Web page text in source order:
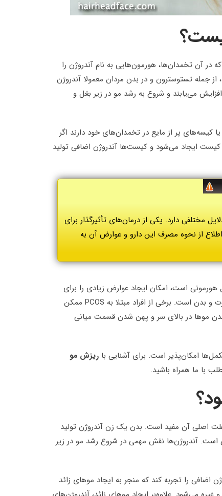
آن تخمدان‌ها، هورمون‌هایی به نام آندروژن را
جمله تستوسترون و در بدن مردان معمولا آندروژن
می‌یابند و شروع به رشد مو در زیر بغل و
کیسه‌های پر از مایع در تخمدان‌های خود دارند اگر
ایجاد می‌شود و کیست‌ها آندروژن اضافی تولید
مختلفی دارد. یکی از درمان‌های تأثیرگذار برای
از نحوه مصرف این دارو و عوارض آن به
هورمونی است، امکان ایجاد عوارض زیادی را برای
خانم‌ها دارد که یک از عوارض آزاردهنده آن، ایجاد موهای زائد در صورت و بدن است. برخی از افراد مبتلا به PCOS ممکن
موها در بالای سر و پهن شدن قسمت میانی
امکان‌پذیر است. برای آشنایی با ریزش مو
با ما همراه باشید.
اصلی آن مفید است. بدن یک زن آندروژن تولید
است. آندروژن‌ها نقش مهمی در شروع رشد مو در زیر
را تجربه کند که منجر به ایجاد موهای زائد